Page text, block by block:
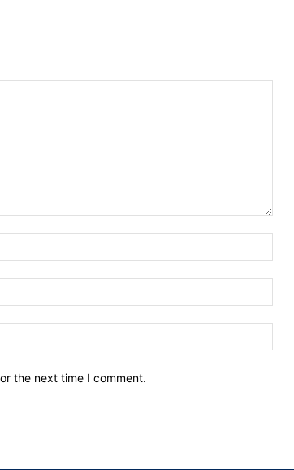
the next time I comment.